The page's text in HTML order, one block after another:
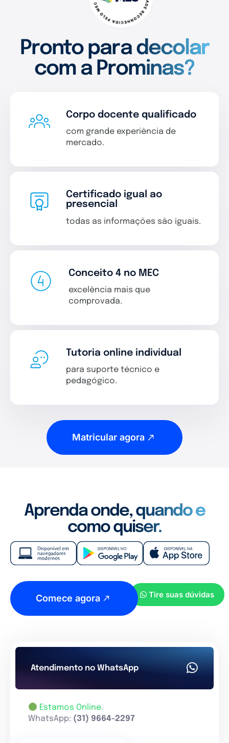
Pronto para decolar
com a Prominas?
Corpo docente qualificado
com grande experiência de
mercado.
Certificado igual ao
presencial
todas as informações são iguais.
Conceito 4 no MEC
excelência mais que
comprovada.
Tutoria online individual
para suporte técnico e
pedagógico.
Matricular agora
Aprenda onde, quando e
como quiser.
Comece agora Tire suas dúvidas
Atendimento no WhatsApp
Estamos Online.
WhatsApp: (31) 9664-2297